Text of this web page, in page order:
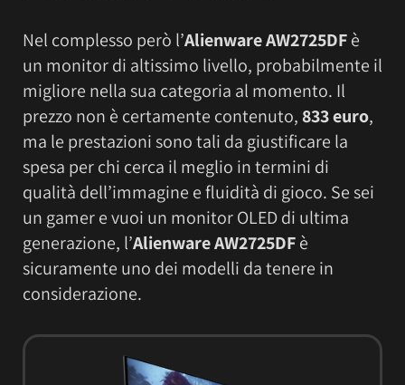
Nel complesso però l’Alienware AW2725DFè
un monitor di altissimo livello, probabilmente il
migliore nella sua categoria al momento. Il
prezzo non è certamente contenuto, 833 euro,
ma le prestazioni sono tali da giustificare la
spesa per chi cerca il meglio in termini di
qualità dell’immagine e fluidità di gioco. Se sei
un gamer e vuoi un monitor OLED di ultima
generazione, l’Alienware AW2725DFè
sicuramente uno dei modelli da tenere in
considerazione.